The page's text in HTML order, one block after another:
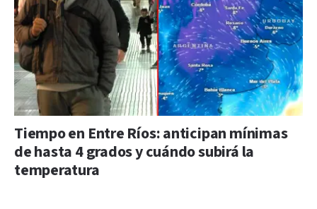
Tiempo en Entre Ríos: anticipan mínimas
de hasta 4 grados y cuándo subirá la
temperatura